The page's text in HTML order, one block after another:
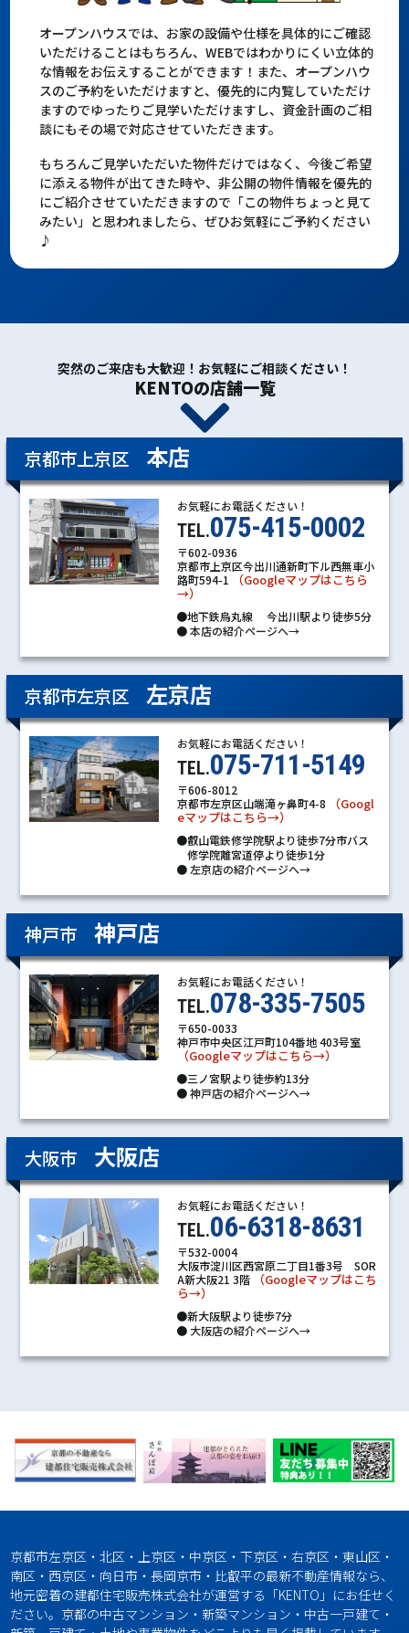
オープンハウスでは、お家の設備や仕様を具体的にご確認
いただけることはもちろん、WEBではわかりにくい立体的
な情報をお伝えすることができます！また、オープンハウ
スのご予約をいただけますと、優先的に内覧していただけ
ますのでゆったりご見学いただけますし、資金計画のご相
談にもその場で対応させていただきます。
もちろんご見学いただいた物件だけではなく、今後ご希望
に添える物件が出てきた時や、非公開の物件情報を優先的
にご紹介させていただきますので「この物件ちょっと見て
みたい」と思われましたら、ぜひお気軽にご予約ください
♪
突然のご来店も大歓迎！お気軽にご相談ください！
KENTOの店舗一覧
京都市上京区 本店
お気軽にお電話ください！
TEL.075-415-0002
〒602-0936
京都市上京区今出川通新町下ル西無車小
路町594-1
（Googleマップはこちら
→）
●地下鉄烏丸線 今出川駅より徒歩5分
●本店の紹介ページへ→
京都市左京区 左京店
お気軽にお電話ください！
TEL.075-711-5149
〒606-8012
京都市左京区山端滝ヶ鼻町4-8
（Googl
eマップはこちら→）
●叡山電鉄修学院駅より徒歩7分市バス
修学院離宮道停より徒歩1分
●左京店の紹介ページへ→
神戸市 神戸店
お気軽にお電話ください！
TEL.078-335-7505
〒650-0033
神戸市中央区江戸町104番地 403号室
（Googleマップはこちら→）
●三ノ宮駅より徒歩約13分
●神戸店の紹介ページへ→
大阪市 大阪店
お気軽にお電話ください！
TEL.06-6318-8631
〒532-0004
大阪市淀川区西宮原二丁目1番3号 SOR
A新大阪21 3階
（Googleマップはこち
ら→）
●新大阪駅より徒歩7分
●大阪店の紹介ページへ→
京都市左京区・北区・上京区・中京区・下京区・右京区・東山区・
南区・西京区・向日市・長岡京市・比叡平の最新不動産情報なら、
地元密着の建都住宅販売株式会社が運営する「KENTO」にお任せく
ださい。京都の中古マンション・新築マンション・中古一戸建て・